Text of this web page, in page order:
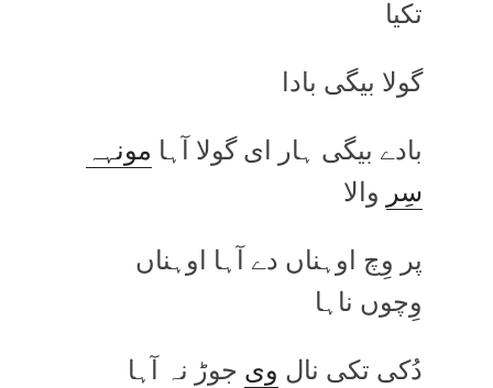
تکیا
گولا بیگی بادا
بادے بیگی ہار ای گولا آہا مونہہ
سِر والا
پر وِچ اوہناں دے آہا اوہناں
وِچوں ناہا
دُکی تکی نال وی جوڑ نہ آہا